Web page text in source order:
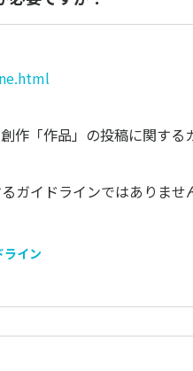
作「作品」の投稿に関する
ガイドラインではありませ
ライン